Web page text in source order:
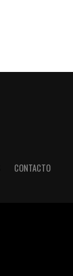
CONTACTO